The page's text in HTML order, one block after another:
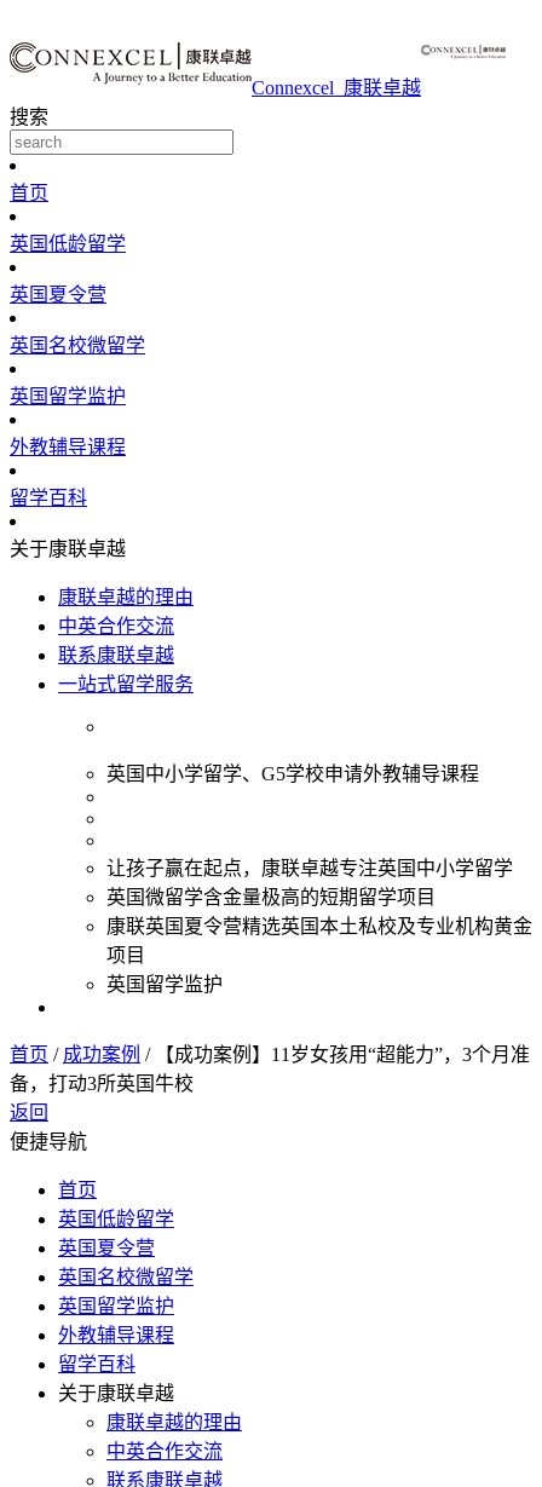
Connexcel_康联卓越
搜索
首页
英国低龄留学
英国夏令营
英国名校微留学
英国留学监护
外教辅导课程
留学百科
关于康联卓越
康联卓越的理由
中英合作交流
联系康联卓越
一站式留学服务
英国中小学留学、G5学校申请外教辅导课程
让孩子赢在起点，康联卓越专注英国中小学留学
英国微留学含金量极高的短期留学项目
康联英国夏令营精选英国本土私校及专业机构黄金
项目
英国留学监护
首页 / 成功案例 /
【成功案例】11岁女孩用“超能力”，3个月准
备，打动3所英国牛校
返回
便捷导航
首页
英国低龄留学
英国夏令营
英国名校微留学
英国留学监护
外教辅导课程
留学百科
关于康联卓越
康联卓越的理由
中英合作交流
联系康联卓越